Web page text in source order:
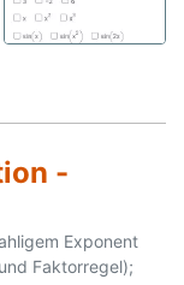
-
Exponent
Faktorregel);